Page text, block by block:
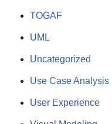
TOGAF
UML
Uncategorized
Use Case Analysis
User Experience